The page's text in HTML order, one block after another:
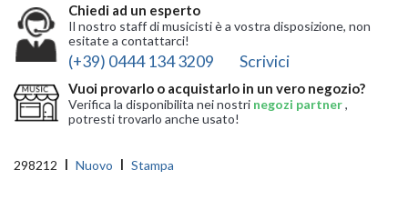
Chiedi ad un esperto
Il nostro staff di musicisti è a vostra disposizione, non
esitate a contattarci!
(+39) 0444 134 3209 Scrivici
Vuoi provarlo o acquistarlo in un vero negozio?
Verifica la disponibilita nei nostri negozi partner,
potresti trovarlo anche usato!
298212 Nuovo Stampa